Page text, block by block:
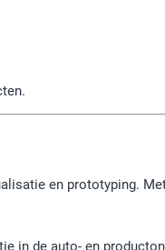
en prototyping.
in de auto- en